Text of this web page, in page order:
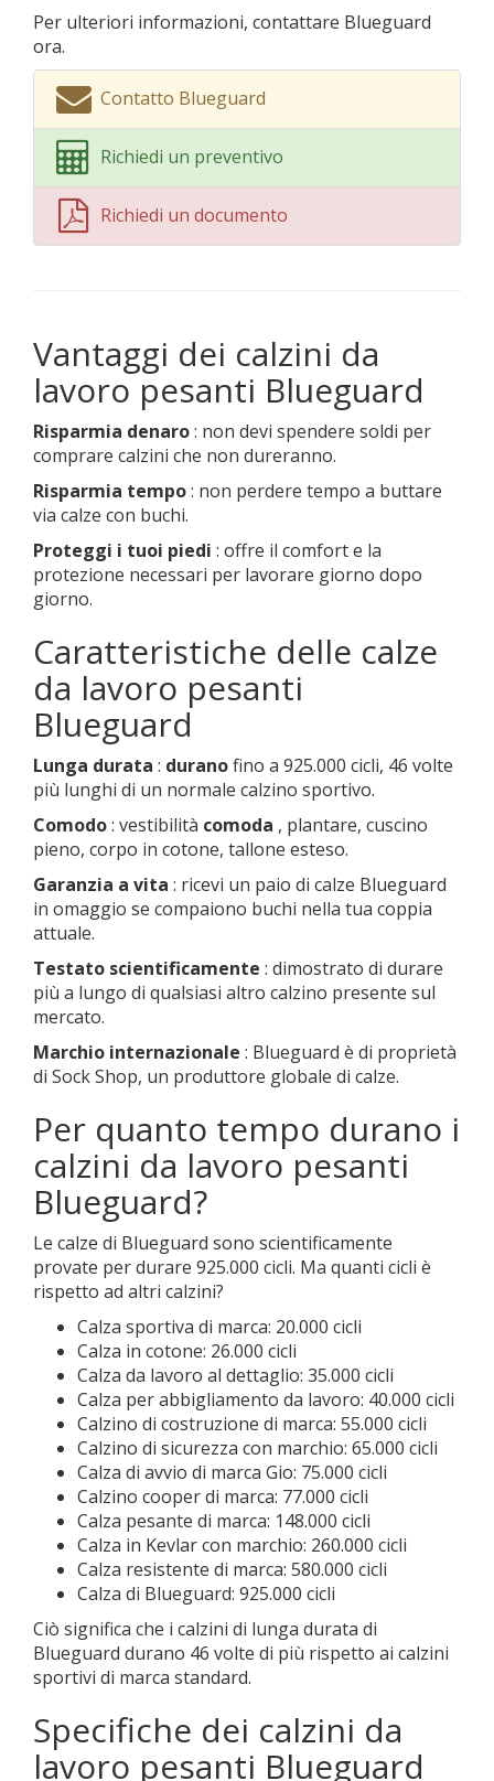
Per ulteriori informazioni, contattare Blueguard
ora.
Contatto Blueguard
Richiedi un preventivo
Richiedi un documento
Vantaggi dei calzini da
lavoro pesanti Blueguard
Risparmia denaro: non devi spendere soldi per
comprare calzini che non dureranno.
Risparmia tempo: non perdere tempo a buttare
via calze con buchi.
Proteggi i tuoi piedi : offre il comfort e la
protezione necessari per lavorare giorno dopo
giorno.
Caratteristiche delle calze
da lavoro pesanti
Blueguard
Lunga durata : duranofino a 925.000 cicli, 46 volte
più lunghi di un normale calzino sportivo.
Comodo: vestibilità comoda , plantare, cuscino
pieno, corpo in cotone, tallone esteso.
Garanzia a vita : ricevi un paio di calze Blueguard
in omaggio se compaiono buchi nella tua coppia
attuale.
Testato scientificamente : dimostrato di durare
più a lungo di qualsiasi altro calzino presente sul
mercato.
Marchio internazionale : Blueguard è di proprietà
di Sock Shop, un produttore globale di calze.
Per quanto tempo durano i
calzini da lavoro pesanti
Blueguard?
Le calze di Blueguard sono scientificamente
provate per durare 925.000 cicli. Ma quanti cicli è
rispetto ad altri calzini?
Calza sportiva di marca: 20.000 cicli
Calza in cotone: 26.000 cicli
Calza da lavoro al dettaglio: 35.000 cicli
Calza per abbigliamento da lavoro: 40.000 cicli
Calzino di costruzione di marca: 55.000 cicli
Calzino di sicurezza con marchio: 65.000 cicli
Calza di avvio di marca Gio: 75.000 cicli
Calzino cooper di marca: 77.000 cicli
Calza pesante di marca: 148.000 cicli
Calza in Kevlar con marchio: 260.000 cicli
Calza resistente di marca: 580.000 cicli
Calza di Blueguard: 925.000 cicli
Ciò significa che i calzini di lunga durata di
Blueguard durano 46 volte di più rispetto ai calzini
sportivi di marca standard.
Specifiche dei calzini da
lavoro pesanti Blueguard